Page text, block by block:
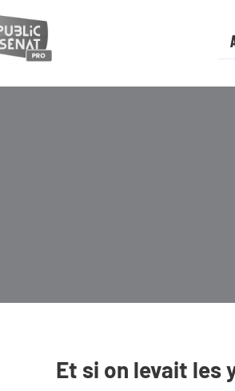
Et si on levait les